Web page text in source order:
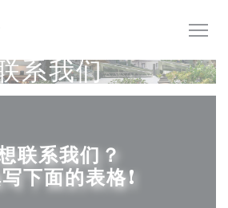
系我们
联系我们？
下面的表格!